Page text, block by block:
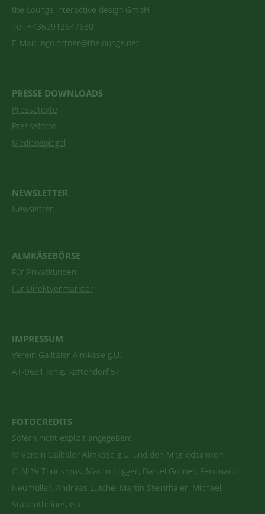
the Lounge interactive design GmbH
Tel. +4369912647680
E-Mail: ingo.ortner@thelounge.net
PRESSE DOWNLOADS
Pressetexte
Pressefotos
Medienspiegel
NEWSLETTER
Newsletter
ALMKÄSEBÖRSE
Für Privatkunden
Für Direktvermarkter
IMPRESSUM
Verein Gailtaler Almkäse g.U.
AT-9631 Jenig, Rattendorf 57
FOTOCREDITS
Sofern nicht explizit angegeben:
© Verein Gailtaler Almkäse g.U. und den Mitgliedsalmen
© NLW Tourismus, Martin Lugger, Daniel Gollner, Ferdinand
Neumüller, Andreas Lutche, Martin Steinthaler, Michael
Stabentheiner, e.a.